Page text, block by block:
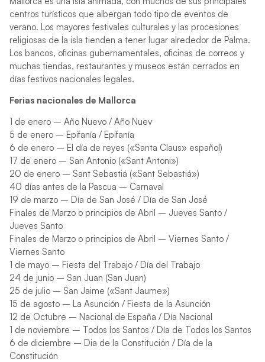
centros turísticos que albergan todo tipo de eventos de
verano. Los mayores festivales culturales y las procesiones
religiosas de la isla tienden a tener lugar alrededor de Palma.
Los bancos, oficinas gubernamentales, oficinas de correos y
muchas tiendas, restaurantes y museos están cerrados en
días festivos nacionales legales.
Ferias nacionales de Mallorca
1 de enero – Año Nuevo / Año Nuev
5 de enero – Epifanía / Epifanía
6 de enero – El día de reyes («Santa Claus» español)
17 de enero – San Antonio («Sant Antoni»)
20 de enero – Sant Sebastiá («Sant Sebastiá»)
40 días antes de la Pascua – Carnaval
19 de marzo – Día de San José / Día de San José
Finales de Marzo o principios de Abril – Jueves Santo /
Jueves Santo
Finales de Marzo o principios de Abril – Viernes Santo /
Viernes Santo
1 de mayo – Fiesta del Trabajo / Día del Trabajo
24 de junio – San Juan (San Juan)
25 de julio – San Jaime («Sant Jaume»)
15 de agosto – La Asunción / Fiesta de la Asunción
12 de Octubre – Nacional de España / Día Nacional
1 de noviembre – Todos los Santos / Día de Todos los Santos
6 de diciembre – Dia de la Constitución / Día de la
Constitución